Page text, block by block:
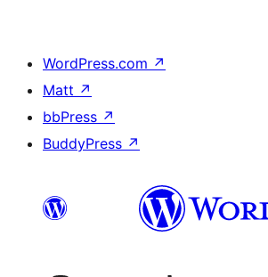
WordPress.com ↗
Matt ↗
bbPress ↗
BuddyPress ↗